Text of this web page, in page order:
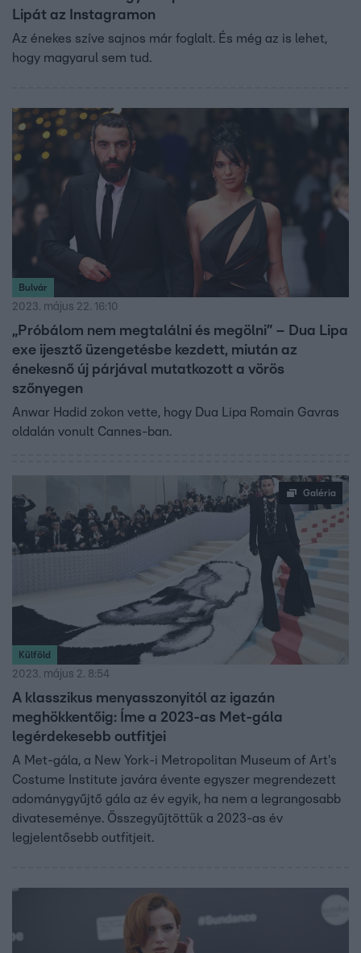
Lipát az Instagramon
Az énekes szíve sajnos már foglalt. És még az is lehet,
hogy magyarul sem tud.
Bulvár
2023. május 22. 16:10
„Próbálom nem megtalálni és megölni” – Dua Lipa
exe ijesztő üzengetésbe kezdett, miután az
énekesnő új párjával mutatkozott a vörös
szőnyegen
Anwar Hadid zokon vette, hogy Dua Lipa Romain Gavras
oldalán vonult Cannes-ban.
Galéria
Külföld
2023. május 2. 8:54
A klasszikus menyasszonyitól az igazán
meghökkentőig: Íme a 2023-as Met-gála
legérdekesebb outfitjei
A Met-gála, a New York-i Metropolitan Museum of Art's
Costume Institute javára évente egyszer megrendezett
adománygyűjtő gála az év egyik, ha nem a legrangosabb
divateseménye. Összegyűjtöttük a 2023-as év
legjelentősebb outfitjeit.